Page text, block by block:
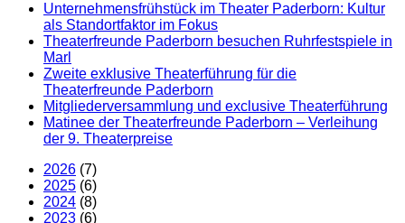
Unternehmensfrühstück im Theater Paderborn: Kultur
als Standortfaktor im Fokus
Theaterfreunde Paderborn besuchen Ruhrfestspiele in
Marl
Zweite exklusive Theaterführung für die
Theaterfreunde Paderborn
Mitgliederversammlung und exclusive Theaterführung
Matinee der Theaterfreunde Paderborn – Verleihung
der 9. Theaterpreise
2026 (7)
2025 (6)
2024 (8)
2023 (6)